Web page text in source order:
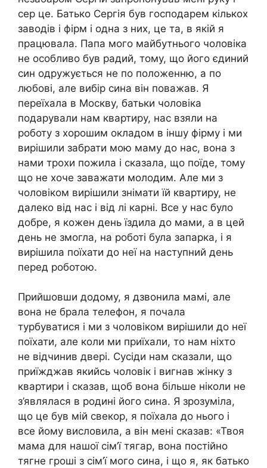
сер це. Батько Сергія був господарем кількох
заводів і фірм і одна з них, це та, в якій я
працювала. Папа мого майбутнього чоловіка
не особливо був радий, тому, що його єдиний
син одружується не по положенню, а по
любові, але вибір сина він поважав. Я
переїхала в Москву, батьки чоловіка
подарували нам квартиру, нас взяли на
роботу з хорошим окладом в іншу фірму і ми
вирішили забрати мою маму до нас, вона з
нами трохи пожила і сказала, що поїде, тому
що не хоче заважати молодим. Але ми з
чоловіком вирішили знімати їй квартиру, не
далеко від нас і від лі карні. Все у нас було
добре, я кожен день їздила до мами, а в цей
день не змогла, на роботі була запарка, і я
вирішила поїхати до неї на наступний день
перед роботою.
Прийшовши додому, я дзвонила мамі, але
вона не брала телефон, я почала
турбуватися і ми з чоловіком вирішили до неї
поїхати, але коли ми приїхали, то нам ніхто
не відчинив двері. Сусіди нам сказали, що
приїжджав якийсь чоловік і вигнав жінку з
квартири і сказав, щоб вона більше ніколи не
з’являлася в родині його сина. Я зрозуміла,
що це був мій свекор, я поїхала до нього і
все йому висловила, а він мені сказав: «Твоя
мама для нашої сім’ї тягар, вона постійно
тягне гроші з сім’ї мого сина, і що я, як батько